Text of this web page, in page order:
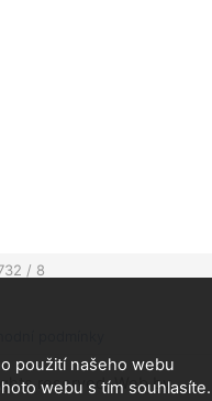
/ 8
podmínky
reserved. Web by
použití našeho webu
webu s tím souhlasíte.